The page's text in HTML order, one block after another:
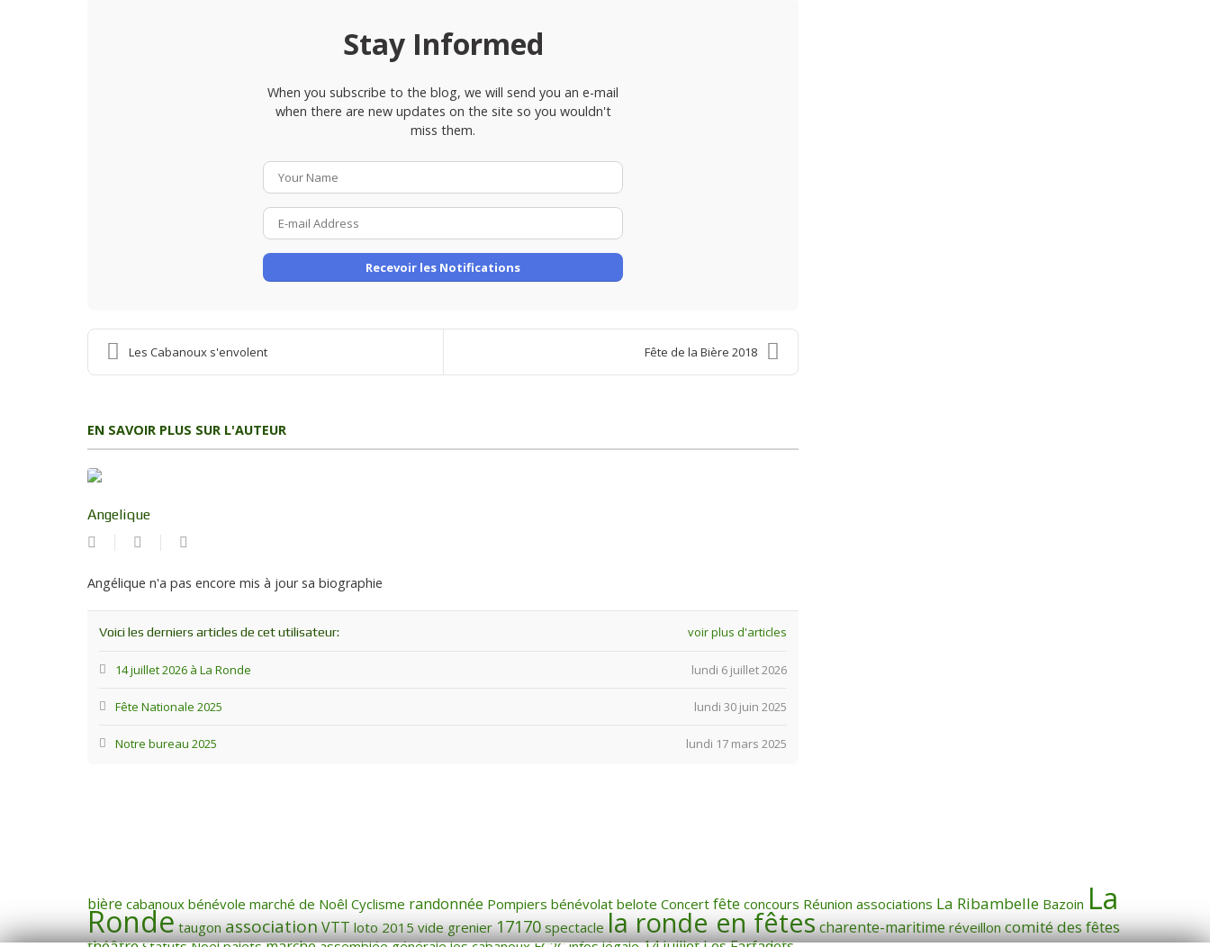
Stay Informed
When you subscribe to the blog, we will send you an e-mail
when there are new updates on the site so you wouldn't
miss them.
Address
Recevoir les Notifications
Les Cabanoux s'envolent Fête de la Bière 2018
EN SAVOIR PLUS SUR L'AUTEUR
Angelique
Angélique n'a pas encore mis à jour sa biographie
Voici les derniers articles de cet utilisateur: voir plus d'articles
lundi 6 juillet 2026
14 juillet 2026 à La Ronde
lundi 30 juin 2025
Fête Nationale 2025
lundi 17 mars 2025
Notre bureau 2025
bière cabanoux bénévole marché de Noêl Cyclisme randonnée Pompiers bénévolat belote Concert fête concours Réunion associations La Ribambelle Bazoin La
Ronde taugon associationVTT loto 2015 vide grenier 17170 spectacle la ronde en fêtescharente-maritime réveillon comité des fêtes